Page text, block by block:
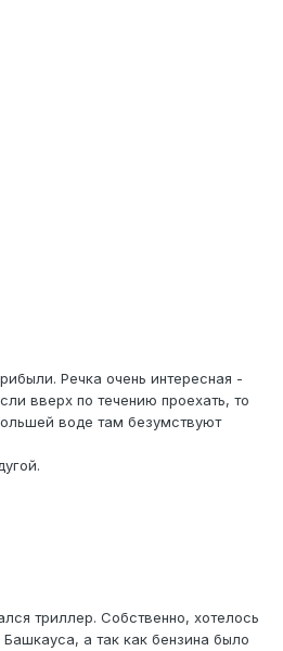
Речка очень интересная -
вверх по течению проехать, то
воде там безумствуют
триллер. Собственно, хотелось
а так как бензина было